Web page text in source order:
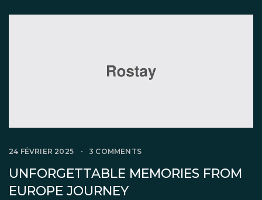
cillum dolore eu fugiat nulla pariatur. Excepteur
24 FÉVRIER 2025 3 COMMENTS
UNFORGETTABLE MEMORIES FROM
EUROPE JOURNEY